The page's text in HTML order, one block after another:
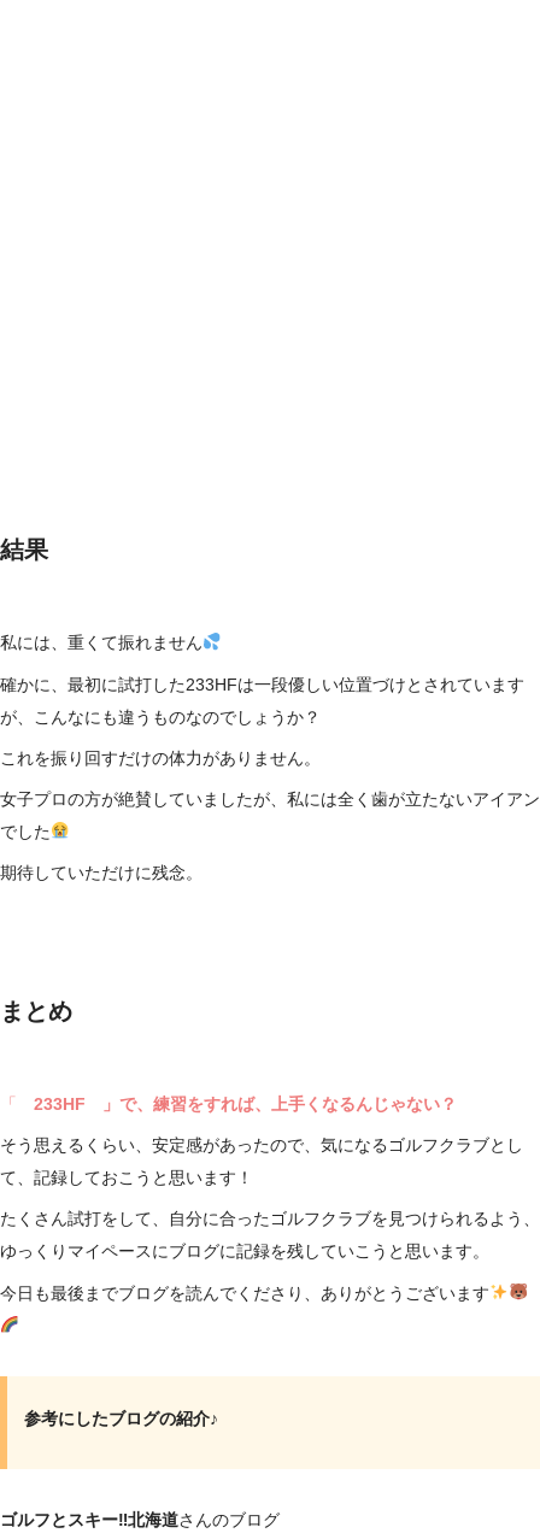
結果
私には、重くて振れません
確かに、最初に試打した233HFは一段優しい位置づけとされています
が、こんなにも違うものなのでしょうか？
これを振り回すだけの体力がありません。
女子プロの方が絶賛していましたが、私には全く歯が立たないアイアン
でした
期待していただけに残念。
まとめ
「 233HF 」で、練習をすれば、上手くなるんじゃない？
そう思えるくらい、安定感があったので、気になるゴルフクラブとし
て、記録しておこうと思います！
たくさん試打をして、自分に合ったゴルフクラブを見つけられるよう、
ゆっくりマイペースにブログに記録を残していこうと思います。
今日も最後までブログを読んでくださり、ありがとうございます
参考にしたブログの紹介♪
ゴルフとスキー‼北海道さんのブログ